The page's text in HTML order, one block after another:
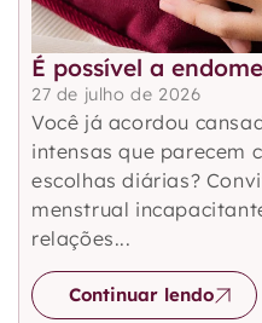
É possível a
27 de julho de 2026
Você já acordou
intensas que parecem
escolhas diárias?
menstrual
relações...
Continuar lendo